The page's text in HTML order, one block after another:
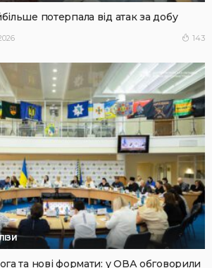
потерпала від атак за добу
143
та нові формати: у ОВА обговорили